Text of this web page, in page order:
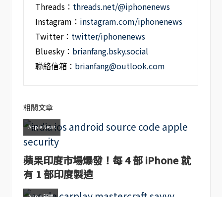
Threads： threads.net/@iphonenews
Instagram： instagram.com/iphonenews
Twitter： twitter/iphonenews
Bluesky： brianfang.bsky.social
聯絡信箱： brianfang@outlook.com
相關文章
Apple News
蘋果印度市場爆發！每 4 部 iPhone 就
有 1 部印度製造